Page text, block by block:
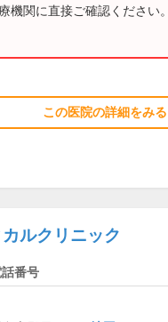
機関に直接ご確認ください。
この医院の詳細をみる
ルクリニック
番号